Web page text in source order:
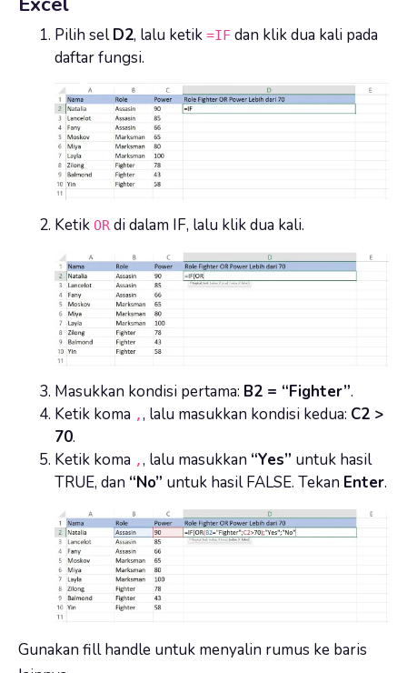
Pilih selD2, lalu ketik =IF dan klik dua kali pada
daftar fungsi.
Ketik OR di dalam IF, lalu klik dua kali.
Masukkan kondisi pertama: B2 = “Fighter”.
Ketik koma ,, lalu masukkan kondisi kedua: C2 >
70.
Ketik koma ,, lalu masukkan “Yes” untuk hasil
TRUE, dan “No” untuk hasil FALSE. Tekan Enter.
Gunakan fill handle untuk menyalin rumus ke baris